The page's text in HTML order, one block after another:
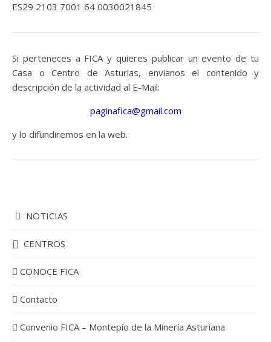
ES29 2103 7001 64 0030021845
Si perteneces a FICA y quieres publicar un evento de tu
Casa o Centro de Asturias, envianos el contenido y
descripción de la actividad al E-Mail:
paginafica@gmail.com
y lo difundiremos en la web.
NOTICIAS
CENTROS
CONOCE FICA
Contacto
Convenio FICA – Montepío de la Minería Asturiana